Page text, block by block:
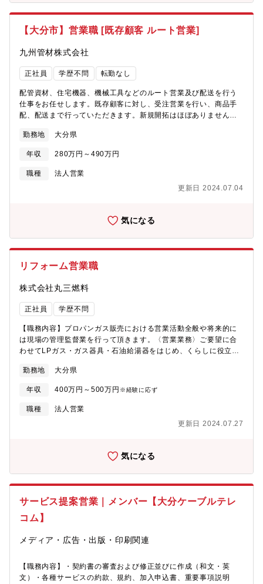
業所ごと）：半年～1年 担当顧客を持たず、仕事の流れを身につ
けます・座学メニューは基本的に全社共通、営業所によって特徴
あり・月1回、拠点長とのマンツーマンミーティング※新人のため
の教育ツール（社員作成）あり
【大分市】営業職 [既存顧客 ルート営業]
九州管材株式会社
正社員 学歴不問 転勤なし
配管資材、住宅機器、機械工具などのルート営業及び配送を行う
仕事をお任せします。既存顧客に対し、受注営業を行い、商品手
配、配送まで行っていただきます。新規開拓はほぼありません。
つ、受注営業を行います。商品は手積みで運べる範囲の配管資材
や機械工具等になります。【募集背景】 増員【組織構成】 大
分営業所：7名 30代前半1名、40代2名、50代2名、60代以上
2名
勤務地 大分県
年収 280万円～490万円
職種
法人営業
更新日 2024.07.04
気になる
リフォーム営業職
株式会社丸三燃料
正社員 学歴不問
【職務内容】プロパンガス販売における営業活動全般や将来的に
は現場の管理監督業を行って頂きます。〈営業業務〉ご要望に合
わせてLPガス・ガス器具・石油給湯器をはじめ、くらしに役立つ
りのパートナーとして、環境に優しい次世代のエネルギーシステ
ムや、幅広いラインナップによりお客様のライフスタイルや家族
構成にあわせた最適なご提案を行い、より快適な住空間を提供し
ます。【具体的には】■BtoBのお取引様（ハウスメーカー・建設
に応じて新たな提案を行います。■BtoCのについては、更なる開
しているニーズに気づき、提案・成約へと結びつけることができ
るような営業プロセスを構築していただきます。※個人のお客様
に関しては、ガス機器類の故障対応(一次対応)・集金・検針業務も
あります。※事業拡大により新規顧客開拓をメインで担当頂きま
す。(年間目標：150～200室)〈管理監督業務〉 ※ゆくゆくは担
って頂く業務です。■シェア拡大のための推進方法の確立■数字の
管理■営業人材の育成■事業計画の作成等【教育体制】入社後、ま
きます。同時に、営業・マネジメントの部分を習得し、最終的に
す。また、同時にガス・石油の資格を取得していただきます。
【組織構成】現在営業部署では30代の営業担当者が1名在籍してい
勤務地 大分県
年収 400万円～500万円 ※経験に応ず
職種
法人営業
更新日 2024.07.27
気になる
サービス提案営業｜メンバー【大分ケーブルテレ
コム】
メディア・広告・出版・印刷関連
【職務内容】・契約書の審査および修正並びに作成（和文・英
文）・各種サービスの約款、規約、加入申込書、重要事項説明